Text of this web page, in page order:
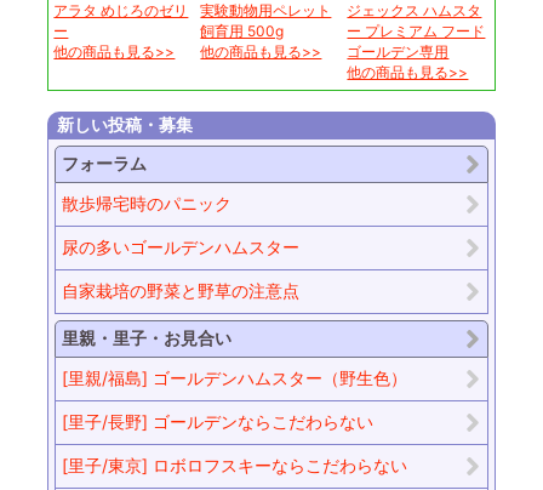
アラタ めじろのゼリ
ー
他の商品も見る>>
実験動物用ペレット
飼育用 500g
他の商品も見る>>
ジェックス ハムスタ
ー プレミアム フード
ゴールデン専用
他の商品も見る>>
新しい投稿・募集
フォーラム
散歩帰宅時のパニック
尿の多いゴールデンハムスター
自家栽培の野菜と野草の注意点
里親・里子・お見合い
[里親/福島] ゴールデンハムスター（野生色）
[里子/長野] ゴールデンならこだわらない
[里子/東京] ロボロフスキーならこだわらない